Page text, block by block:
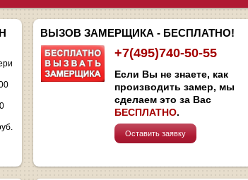
ВЫЗОВ ЗАМЕРЩИКА - БЕСПЛАТНО!
+7(495)740-50-55
Если Вы не знаете, как
производить замер, мы
сделаем это за Вас
БЕСПЛАТНО.
Оставить заявку